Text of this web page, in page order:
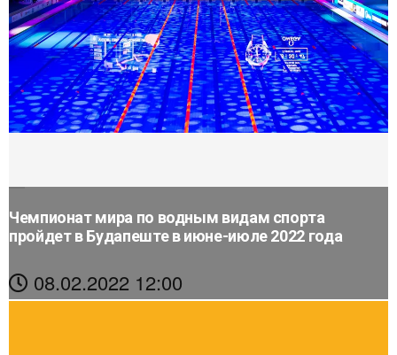
Чемпионат мира по водным видам спорта
пройдет в Будапеште в июне-июле 2022 года
08.02.2022 12:00